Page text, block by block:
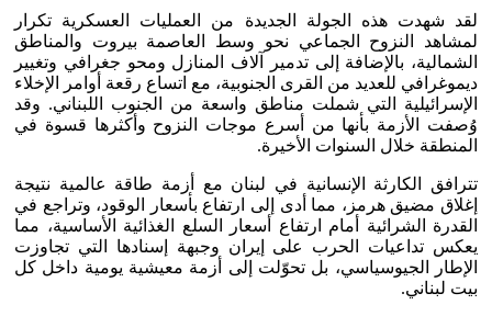
لقد شهدت هذه الجولة الجديدة من العمليات العسكرية تكرار
لمشاهد النزوح الجماعي نحو وسط العاصمة بيروت والمناطق
الشمالية، بالإضافة إلى تدمير آلاف المنازل ومحو جغرافي وتغيير
ديموغرافي للعديد من القرى الجنوبية، مع اتساع رقعة أوامر الإخلاء
الإسرائيلية التي شملت مناطق واسعة من الجنوب اللبناني. وقد
وُصفت الأزمة بأنها من أسرع موجات النزوح وأكثرها قسوة في
المنطقة خلال السنوات الأخيرة.
تترافق الكارثة الإنسانية في لبنان مع أزمة طاقة عالمية نتيجة
إغلاق مضيق هرمز، مما أدى إلى ارتفاع بأسعار الوقود، وتراجع في
القدرة الشرائية أمام ارتفاع أسعار السلع الغذائية الأساسية، مما
يعكس تداعيات الحرب على إيران وجبهة إسنادها التي تجاوزت
الإطار الجيوسياسي، بل تحوّلت إلى أزمة معيشية يومية داخل كل
بيت لبناني.